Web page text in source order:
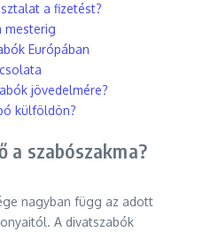
a fizetést?
mesterig
Európában
jövedelmére?
külföldön?
a szabószakma?
nagyban függ az adott
A divatszabók